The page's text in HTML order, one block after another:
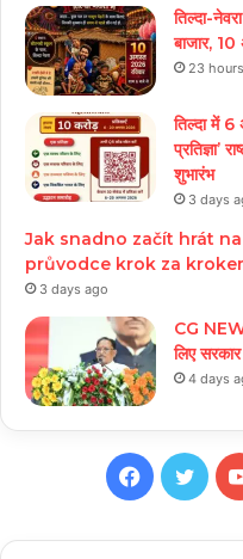
तिल्दा-
बाजार,
23
तिल्दा में
प्रतिज्ञा’
शुभारंभ
3 days
Jak snadno začít hrát
průvodce krok za
3 days ago
CG
लिए
4 days
Facebook